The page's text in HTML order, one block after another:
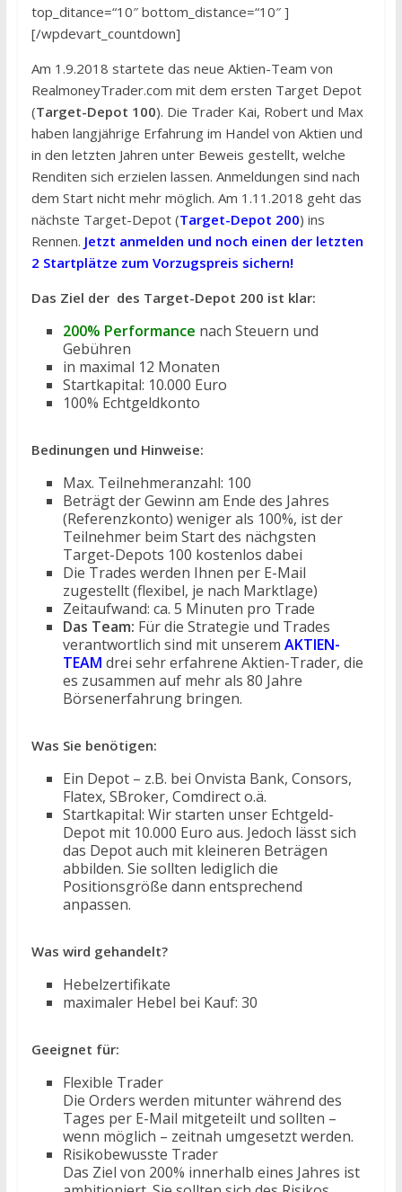
top_ditance=“10″ bottom_distance=“10″ ]
[/wpdevart_countdown]
Am 1.9.2018 startete das neue Aktien-Team von
RealmoneyTrader.com mit dem ersten Target Depot
(Target-Depot 100). Die Trader Kai, Robert und Max
haben langjährige Erfahrung im Handel von Aktien und
in den letzten Jahren unter Beweis gestellt, welche
Renditen sich erzielen lassen. Anmeldungen sind nach
dem Start nicht mehr möglich. Am 1.11.2018 geht das
nächste Target-Depot (Target-Depot 200) ins
Rennen. Jetzt anmelden und noch einen der letzten
2 Startplätze zum Vorzugspreis sichern!
Das Ziel der des Target-Depot 200 ist klar:
200% Performance nach Steuern und
Gebühren
in maximal 12 Monaten
Startkapital: 10.000 Euro
100% Echtgeldkonto
Bedinungen und Hinweise:
Max. Teilnehmeranzahl: 100
Beträgt der Gewinn am Ende des Jahres
(Referenzkonto) weniger als 100%, ist der
Teilnehmer beim Start des nächgsten
Target-Depots 100 kostenlos dabei
Die Trades werden Ihnen per E-Mail
zugestellt (flexibel, je nach Marktlage)
Zeitaufwand: ca. 5 Minuten pro Trade
Das Team: Für die Strategie und Trades
verantwortlich sind mit unserem AKTIEN-
TEAM drei sehr erfahrene Aktien-Trader, die
es zusammen auf mehr als 80 Jahre
Börsenerfahrung bringen.
Was Sie benötigen:
Ein Depot – z.B. bei Onvista Bank, Consors,
Flatex, SBroker, Comdirect o.ä.
Startkapital: Wir starten unser Echtgeld-
Depot mit 10.000 Euro aus. Jedoch lässt sich
das Depot auch mit kleineren Beträgen
abbilden. Sie sollten lediglich die
Positionsgröße dann entsprechend
anpassen.
Was wird gehandelt?
Hebelzertifikate
maximaler Hebel bei Kauf: 30
Geeignet für:
Flexible Trader
Die Orders werden mitunter während des
Tages per E-Mail mitgeteilt und sollten –
wenn möglich – zeitnah umgesetzt werden.
Risikobewusste Trader
Das Ziel von 200% innerhalb eines Jahres ist